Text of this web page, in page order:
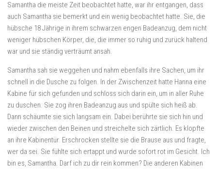
Samantha die meiste Zeit beobachtet hatte, war ihr entgangen, dass
auch Samantha sie bemerkt und ein wenig beobachtet hatte. Sie, die
hübsche 18 Jährige in ihrem schwarzen engen Badeanzug, dem nicht
weniger hübschen Körper, die, die immer so ruhig und zurück haltend
war und sie ständig verträumt ansah.
Samantha sah sie weggehen und nahm ebenfalls ihre Sachen, um ihr
schnell in die Dusche zu folgen. In der Zwischenzeit hatte Hanna eine
Kabine für sich gefunden und schloss sich darin ein, um in aller Ruhe
zu duschen. Sie zog ihren Badeanzug aus und spülte sich heiß ab.
Dann schäumte sie sich langsam ein. Dabei berührte sie sich hin und
wieder zwischen den Beinen und streichelte sich zärtlich. Es klopfte
an ihre Kabinentür. Erschrocken stellte sie die Brause aus und fragte,
wer da sei. Sie fühlte sich ertappt und wurde sofort rot im Gesicht. Ich
bin es, Samantha. Darf ich zu dir rein kommen? Die anderen Kabinen